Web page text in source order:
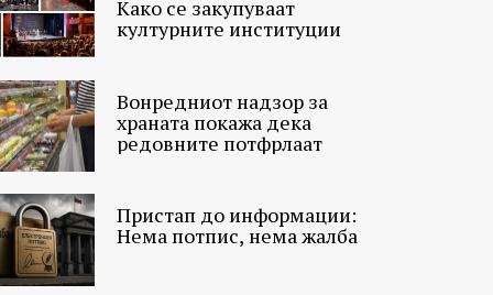
Како се закупуваат
културните институции
Вонредниот надзор за
храната покажа дека
редовните потфрлаат
Пристап до информации:
Нема потпис, нема жалба